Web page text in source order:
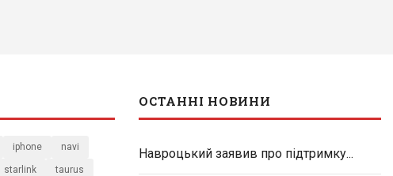
iphone navi
starlink taurus
ОСТАННІ НОВИНИ
Навроцький заявив про підтримку...